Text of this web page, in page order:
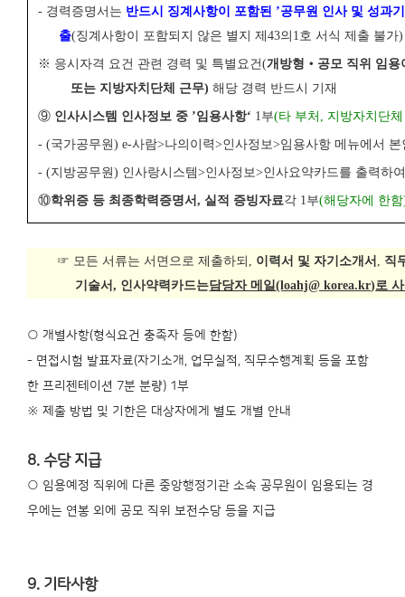
- 경력증명서는 반드시 징계사항이 포함된 ’공무원 인사 및 성과
출(징계사항이 포함되지 않은 별지 제 43의 1호 서식 제출 불가)
※ 응시자격 요건 관련 경력 및 특별요건(개방형 ‧ 공모 직위 임용
또는 지방자치단체 근무) 해당 경력 반드시 기재
⑨ 인사시스템 인사정보 중 ’임용사항‘ 1부(타 부처 , 지방자치단
-(국가공무원) e-사람>나의이력>인사정보>임용사항 메뉴에서
-(지방공무원) 인사랑시스템>인사정보>인사요약카드를 출력하
⑩학위증 등 최종학력증명서, 실적 증빙자료각 1부(해당자에 한함
☞ 모든 서류는 서면으로 제출하되 , 이력서 및 자기소개서 , 직
기술서, 인사약력카드는담당자 메일(loahj@ korea.kr)로
○ 개별사항(형식요건 충족자 등에 한함)
- 면접시험 발표자료(자기소개, 업무실적, 직무수행계획 등을 포함
한 프리젠테이션 7분 분량) 1부
※ 제출 방법 및 기한은 대상자에게 별도 개별 안내
8. 수당 지급
○ 임용예정 직위에 다른 중앙행정기관 소속 공무원이 임용되는 경
우에는 연봉 외에 공모 직위 보전수당 등을 지급
9. 기타사항